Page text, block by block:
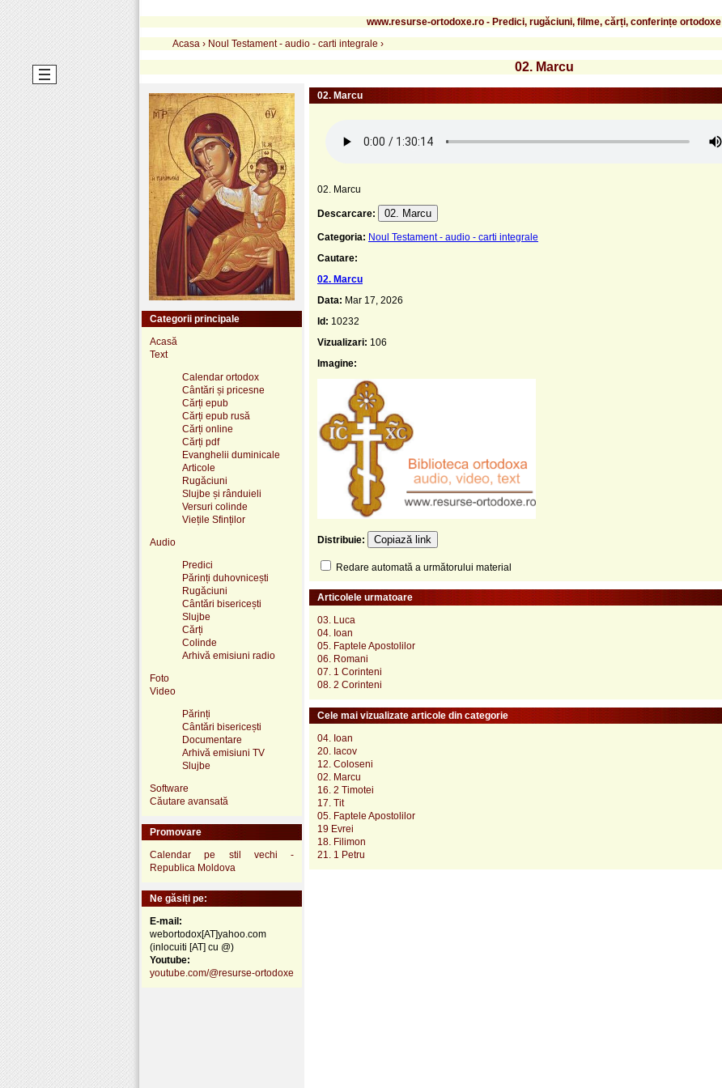
www.resurse-ortodoxe.ro - Predici, rugăciuni, filme, cărți, conferințe ortodoxe
Acasa › Noul Testament - audio - carti integrale ›
02. Marcu
02. Marcu
02. Marcu
Descarcare: 02. Marcu
Categoria: Noul Testament - audio - carti integrale
Cautare:
02. Marcu
Data: Mar 17, 2026
Id: 10232
Vizualizari: 106
Imagine:
Distribuie: Copiază link
Redare automată a următorului material
Articolele urmatoare
03. Luca
04. Ioan
05. Faptele Apostolilor
06. Romani
07. 1 Corinteni
08. 2 Corinteni
Cele mai vizualizate articole din categorie
04. Ioan
20. Iacov
12. Coloseni
02. Marcu
16. 2 Timotei
17. Tit
05. Faptele Apostolilor
19 Evrei
18. Filimon
21. 1 Petru
Categorii principale
Acasă
Text
Calendar ortodox
Cântări și pricesne
Cărți epub
Cărți epub rusă
Cărți online
Cărți pdf
Evanghelii duminicale
Articole
Rugăciuni
Slujbe și rânduieli
Versuri colinde
Viețile Sfinților
Audio
Predici
Părinți duhovnicești
Rugăciuni
Cântări bisericești
Slujbe
Cărți
Colinde
Arhivă emisiuni radio
Foto
Video
Părinți
Cântări bisericești
Documentare
Arhivă emisiuni TV
Slujbe
Software
Căutare avansată
Promovare
Calendar pe stil vechi -
Republica Moldova
Ne găsiți pe:
E-mail:
webortodox[AT]yahoo.com
(inlocuiti [AT] cu @)
Youtube:
youtube.com/@resurse-ortodoxe